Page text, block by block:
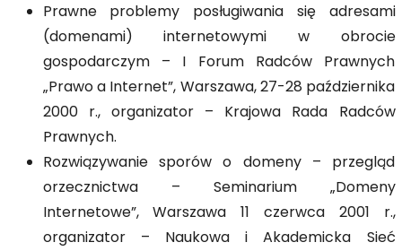
Prawne problemy posługiwania się adresami
(domenami) internetowymi w obrocie
gospodarczym – I Forum Radców Prawnych
„Prawo a Internet”, Warszawa, 27-28 października
2000 r., organizator – Krajowa Rada Radców
Prawnych.
Rozwiązywanie sporów o domeny – przegląd
orzecznictwa – Seminarium „Domeny
Internetowe”, Warszawa 11 czerwca 2001 r.,
organizator – Naukowa i Akademicka Sieć